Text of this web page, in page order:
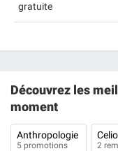
gratuite
Découvrez les
moment
Anthropologie
5 promotions
Celio
2